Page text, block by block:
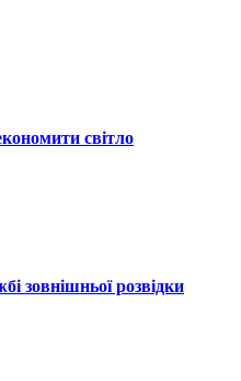
світло
зовнішньої розвідки